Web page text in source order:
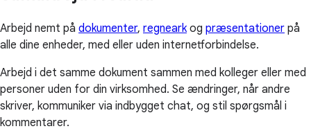
Arbejd nemt på dokumenter, regnearkog præsentationer på
alle dine enheder, med eller uden internetforbindelse.
Arbejd i det samme dokument sammen med kolleger eller med
personer uden for din virksomhed. Se ændringer, når andre
skriver, kommuniker via indbygget chat, og stil spørgsmål i
kommentarer.